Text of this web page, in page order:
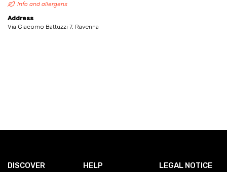
Info and allergens
Address
Via Giacomo Battuzzi 7, Ravenna
DISCOVER HELP LEGAL NOTICE